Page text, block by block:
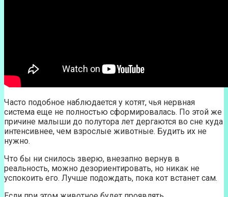
Часто подобное наблюдается у котят, чья нервная
система еще не полностью сформировалась. По этой же
причине малыши до полутора лет дергаются во сне куда
интенсивнее, чем взрослые животные. Будить их не
нужно.
Что бы ни снилось зверю, внезапно вернув в
реальность, можно дезориентировать, но никак не
успокоить его. Лучше подождать, пока кот встанет сам.